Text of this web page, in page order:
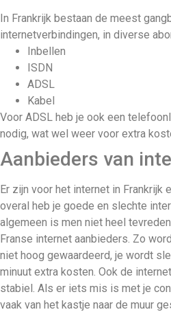
In Frankrijk bestaan de meest
internetverbindingen, in diverse
Inbellen
ISDN
ADSL
Kabel
Voor ADSL heb je ook een
nodig, wat wel weer voor extra
Aanbieders van
Er zijn voor het internet in Frankrijk
overal heb je goede en slechte
algemeen is men niet heel
Franse internet aanbieders. Zo
niet hoog gewaardeerd, je wordt
minuut extra kosten. Ook de
stabiel. Als er iets mis is met je
vaak van het kastje naar de muur